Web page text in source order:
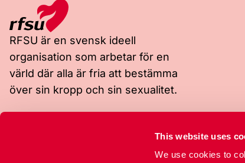
This website uses
We use cookies to
RFSU är en svensk ideell
organisation som arbetar för en
värld där alla är fria att bestämma
över sin kropp och sin sexualitet.
Box 4331
102 67